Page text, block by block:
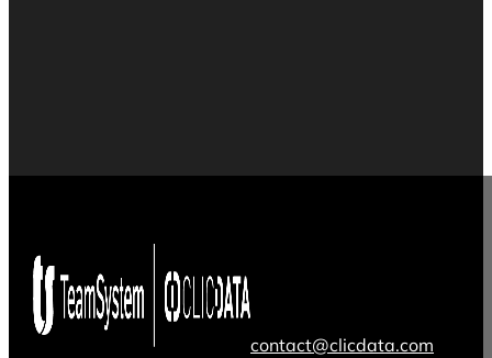
contact@clicdata.com